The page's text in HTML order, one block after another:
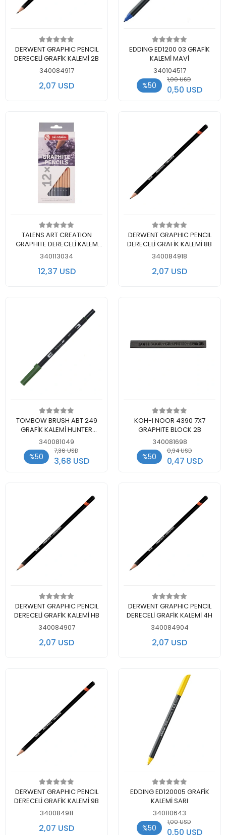
Add to cart
DERWENT GRAPHIC PENCIL
DERECELİ GRAFİK KALEMİ 2B
340084917
2,07 USD
Add to cart
EDDING ED1200 03 GRAFİK
KALEMİ MAVİ
340104517
%50
1,00 USD
0,50 USD
Add to cart
TALENS ART CREATION
GRAPHITE DERECELİ KALEM
SETİ 12'Lİ - RT9028112M
340113034
12,37 USD
Add to cart
DERWENT GRAPHIC PENCIL
DERECELİ GRAFİK KALEMİ 8B
340084918
2,07 USD
Add to cart
TOMBOW BRUSH ABT 249
GRAFİK KALEMİ HUNTER
GREEN
340081049
%50
7,36 USD
3,68 USD
Add to cart
KOH-I NOOR 4390 7X7
GRAPHITE BLOCK 2B
340081698
%50
0,94 USD
0,47 USD
Add to cart
DERWENT GRAPHIC PENCIL
DERECELİ GRAFİK KALEMİ HB
340084907
2,07 USD
Add to cart
DERWENT GRAPHIC PENCIL
DERECELİ GRAFİK KALEMİ 4H
340084904
2,07 USD
Add to cart
DERWENT GRAPHIC PENCIL
DERECELİ GRAFİK KALEMİ 9B
340084911
2,07 USD
Add to cart
EDDING ED120005 GRAFİK
KALEMİ SARI
340110643
%50
1,00 USD
0,50 USD